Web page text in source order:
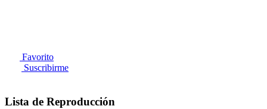
Favorito
Suscribirme
Lista de Reproducción